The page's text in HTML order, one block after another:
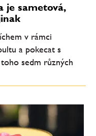
je sametová,
v rámci
a pokecat s
sedm různých